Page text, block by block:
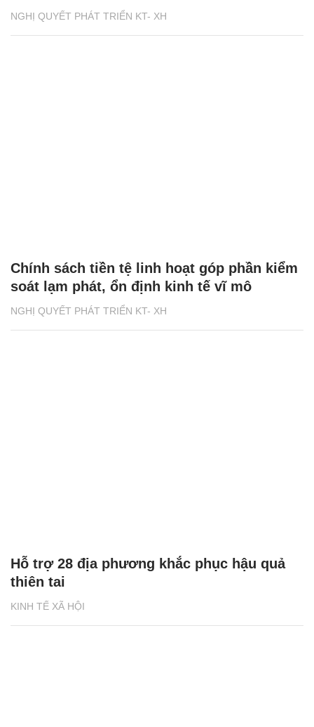
NGHỊ QUYẾT PHÁT TRIỂN KT- XH
NGHỊ QUYẾT PHÁT TRIỂN KT- XH
Chính sách tiền tệ linh hoạt góp phần kiểm
soát lạm phát, ổn định kinh tế vĩ mô
KINH TẾ XÃ HỘI
Hỗ trợ 28 địa phương khắc phục hậu quả
thiên tai